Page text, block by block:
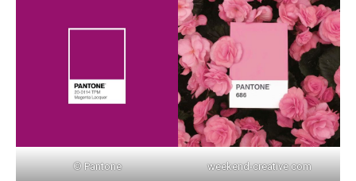
© Pantone weekend-creative com